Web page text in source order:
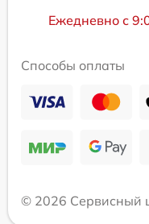
Ежедневно с
Способы оплаты
© 2026 Сервисный